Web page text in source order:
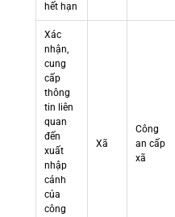
hết hạn
Xác
nhận,
cung
cấp
thông
tin liên
quan
đến
xuất
nhập
cảnh
của
công
Xã
Công
an cấp
xã